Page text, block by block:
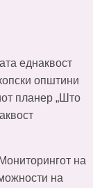
еднаквост
општини
планер „Што
на
на